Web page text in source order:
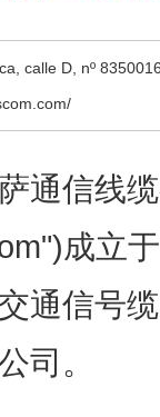
calle D, nº
通信线
成立
通信号
司。